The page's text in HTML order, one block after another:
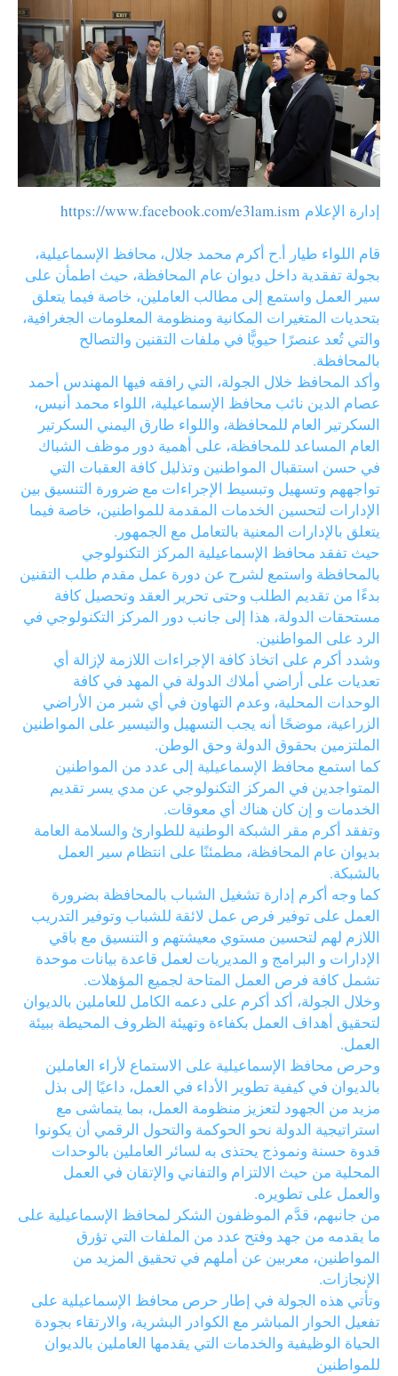
إدارة الإعلام https://www.facebook.com/e3lam.ism
قام اللواء طيار أ.ح أكرم محمد جلال، محافظ الإسماعيلية،
بجولة تفقدية داخل ديوان عام المحافظة، حيث اطمأن على
سير العمل واستمع إلى مطالب العاملين، خاصة فيما يتعلق
بتحديات المتغيرات المكانية ومنظومة المعلومات الجغرافية،
والتي تُعد عنصرًا حيويًّا في ملفات التقنين والتصالح
بالمحافظة.
وأكد المحافظ خلال الجولة، التي رافقه فيها المهندس أحمد
عصام الدين نائب محافظ الإسماعيلية، اللواء محمد أنيس،
السكرتير العام للمحافظة، واللواء طارق اليمني السكرتير
العام المساعد للمحافظة، على أهمية دور موظف الشباك
في حسن استقبال المواطنين وتذليل كافة العقبات التي
تواجههم وتسهيل وتبسيط الإجراءات مع ضرورة التنسيق بين
الإدارات لتحسين الخدمات المقدمة للمواطنين، خاصة فيما
يتعلق بالإدارات المعنية بالتعامل مع الجمهور.
حيث تفقد محافظ الإسماعيلية المركز التكنولوجي
بالمحافظة واستمع لشرح عن دورة عمل مقدم طلب التقنين
بدءًا من تقديم الطلب وحتى تحرير العقد وتحصيل كافة
مستحقات الدولة، هذا إلى جانب دور المركز التكنولوجي في
الرد على المواطنين.
وشدد أكرم على اتخاذ كافة الإجراءات اللازمة لإزالة أي
تعديات على أراضي أملاك الدولة في المهد في كافة
الوحدات المحلية، وعدم التهاون في أي شبر من الأراضي
الزراعية، موضحًا أنه يجب التسهيل والتيسير على المواطنين
الملتزمين بحقوق الدولة وحق الوطن.
كما استمع محافظ الإسماعيلية إلى عدد من المواطنين
المتواجدين في المركز التكنولوجي عن مدي يسر تقديم
الخدمات و إن كان هناك أي معوقات.
وتفقد أكرم مقر الشبكة الوطنية للطوارئ والسلامة العامة
بديوان عام المحافظة، مطمئنًا على انتظام سير العمل
بالشبكة.
كما وجه أكرم إدارة تشغيل الشباب بالمحافظة بضرورة
العمل على توفير فرص عمل لائقة للشباب وتوفير التدريب
اللازم لهم لتحسين مستوي معيشتهم و التنسيق مع باقي
الإدارات و البرامج و المديريات لعمل قاعدة بيانات موحدة
تشمل كافة فرص العمل المتاحة لجميع المؤهلات.
وخلال الجولة، أكد أكرم على دعمه الكامل للعاملين بالديوان
لتحقيق أهداف العمل بكفاءة وتهيئة الظروف المحيطة ببيئة
العمل.
وحرص محافظ الإسماعيلية على الاستماع لأراء العاملين
بالديوان في كيفية تطوير الأداء في العمل، داعيًا إلى بذل
مزيد من الجهود لتعزيز منظومة العمل، بما يتماشى مع
استراتيجية الدولة نحو الحوكمة والتحول الرقمي أن يكونوا
قدوة حسنة ونموذج يحتذى به لسائر العاملين بالوحدات
المحلية من حيث الالتزام والتفاني والإتقان في العمل
والعمل على تطويره.
من جانبهم، قدَّم الموظفون الشكر لمحافظ الإسماعيلية على
ما يقدمه من جهد وفتح عدد من الملفات التي تؤرق
المواطنين، معربين عن أملهم في تحقيق المزيد من
الإنجازات.
وتأتي هذه الجولة في إطار حرص محافظ الإسماعيلية على
تفعيل الحوار المباشر مع الكوادر البشرية، والارتقاء بجودة
الحياة الوظيفية والخدمات التي يقدمها العاملين بالديوان
للمواطنين